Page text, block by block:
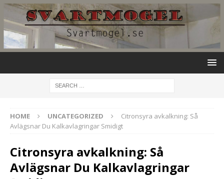
HOME UNCATEGORIZED
Citronsyra avkalkning: Så
Avlägsnar Du Kalkavlagringar Smidigt
Citronsyra avkalkning: Så
Avlägsnar Du Kalkavlagringar